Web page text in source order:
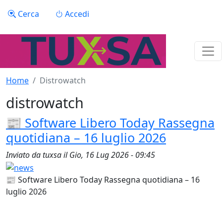
Menu profilo utente
Cerca Accedi
Home Distrowatch
distrowatch
📰 Software Libero Today Rassegna
quotidiana – 16 luglio 2026
Inviato datuxsailGio, 16 Lug 2026 - 09:45
📰 Software Libero Today Rassegna quotidiana – 16
luglio 2026